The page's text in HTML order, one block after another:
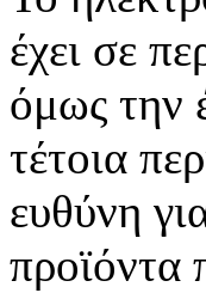
έχει σε
όμως την
τέτοια
ευθύνη
προϊόντα